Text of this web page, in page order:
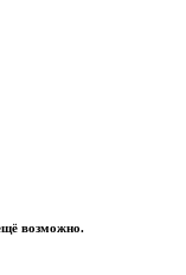
возможно.